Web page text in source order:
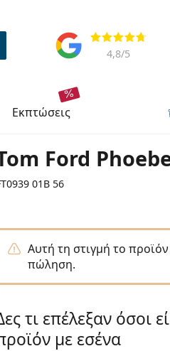
Αξιολογήσεις
4,8/5
εκπτώσεις
Ford
01B 56
Αυτή τη στιγμή το
πώληση.
τι επέλεξαν όσοι
με εσένα